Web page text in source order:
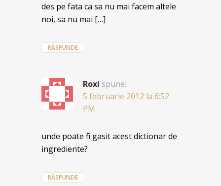
des pe fata ca sa nu mai facem altele
noi, sa nu mai […]
RĂSPUNDE
Roxi spune:
5 februarie 2012 la 6:52
PM
unde poate fi gasit acest dictionar de
ingrediente?
RĂSPUNDE